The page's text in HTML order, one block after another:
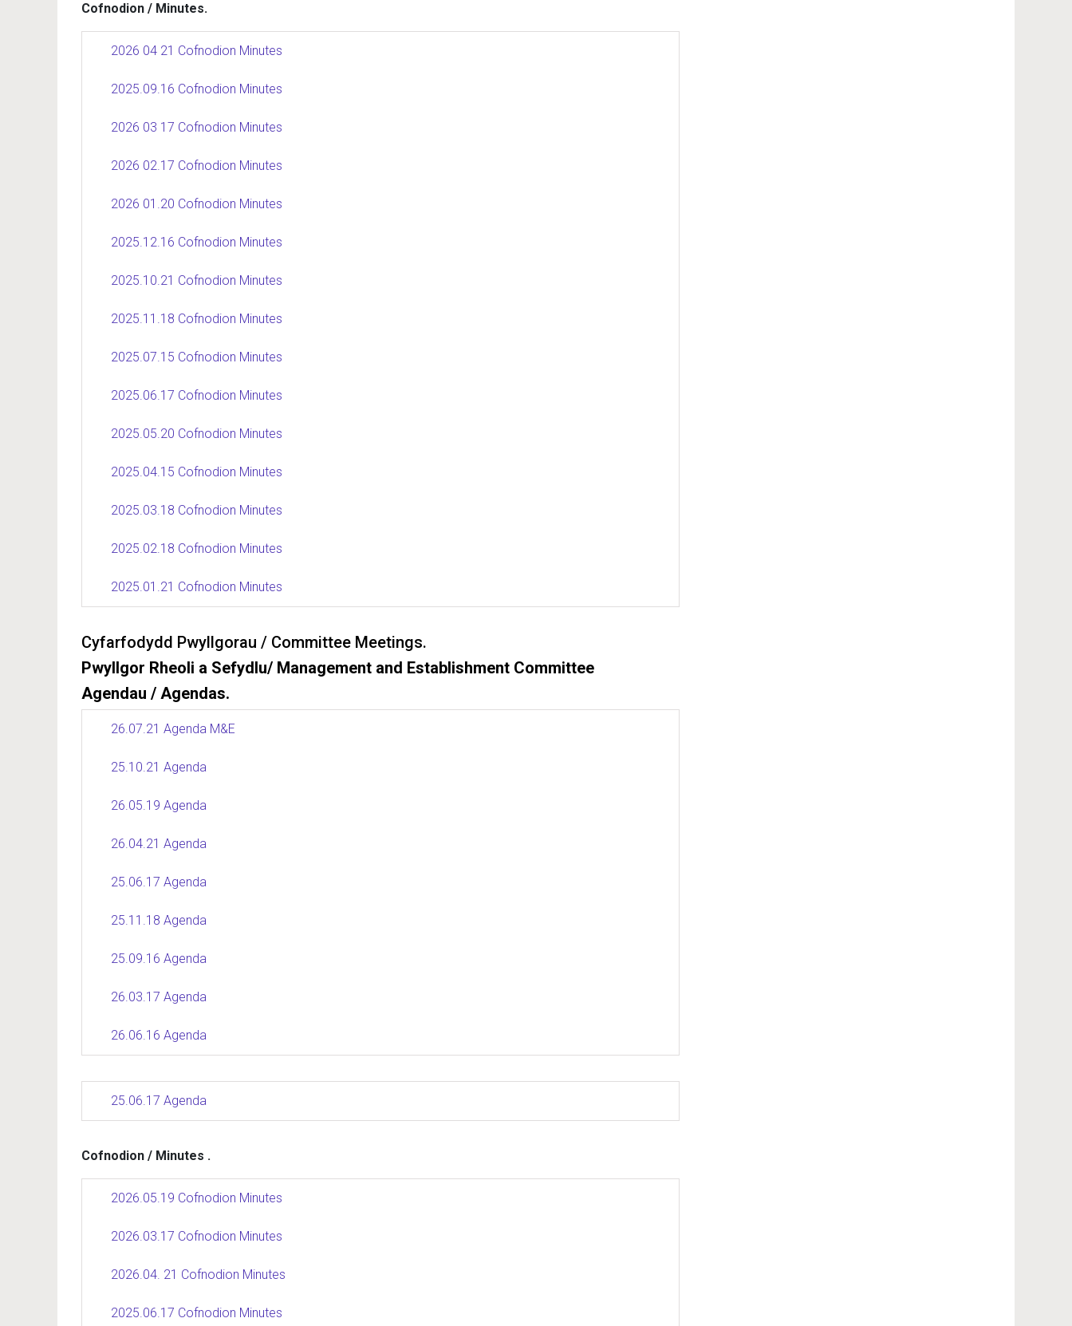
Cofnodion / Minutes.
2026 04 21 Cofnodion Minutes
2025.09.16 Cofnodion Minutes
2026 03 17 Cofnodion Minutes
2026 02.17 Cofnodion Minutes
2026 01.20 Cofnodion Minutes
2025.12.16 Cofnodion Minutes
2025.10.21 Cofnodion Minutes
2025.11.18 Cofnodion Minutes
2025.07.15 Cofnodion Minutes
2025.06.17 Cofnodion Minutes
2025.05.20 Cofnodion Minutes
2025.04.15 Cofnodion Minutes
2025.03.18 Cofnodion Minutes
2025.02.18 Cofnodion Minutes
2025.01.21 Cofnodion Minutes
Cyfarfodydd Pwyllgorau / Committee Meetings.
Pwyllgor Rheoli a Sefydlu/ Management and Establishment Committee
Agendau / Agendas.
26.07.21 Agenda M&E
25.10.21 Agenda
26.05.19 Agenda
26.04.21 Agenda
25.06.17 Agenda
25.11.18 Agenda
25.09.16 Agenda
26.03.17 Agenda
26.06.16 Agenda
25.06.17 Agenda
Cofnodion / Minutes .
2026.05.19 Cofnodion Minutes
2026.03.17 Cofnodion Minutes
2026.04. 21 Cofnodion Minutes
2025.06.17 Cofnodion Minutes